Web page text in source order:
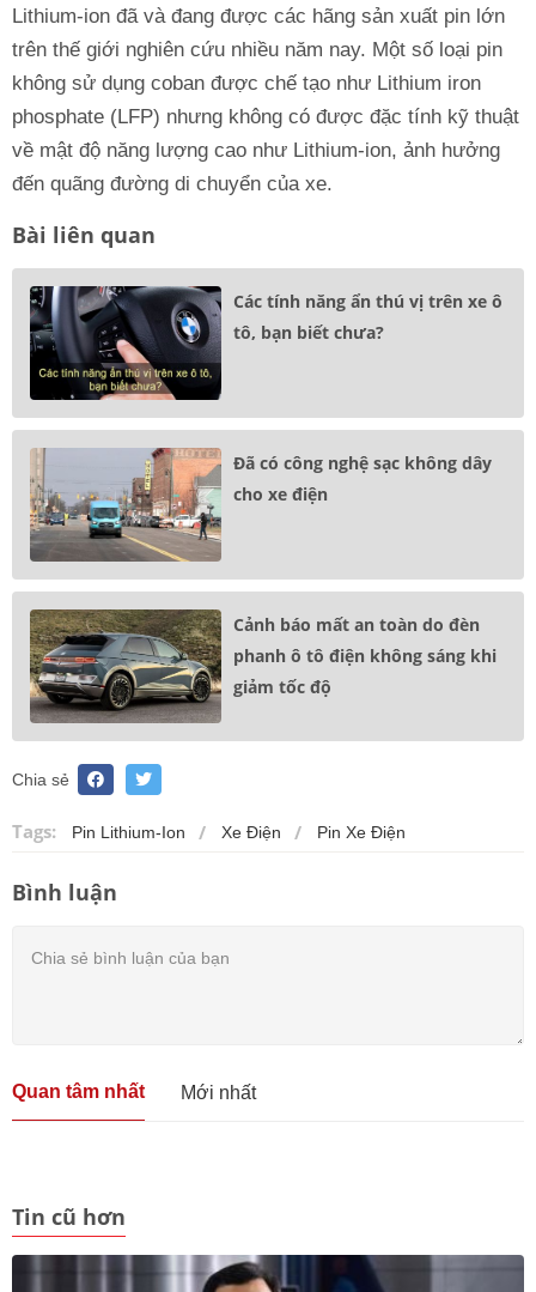
Lithium-ion đã và đang được các hãng sản xuất pin lớn
trên thế giới nghiên cứu nhiều năm nay. Một số loại pin
không sử dụng coban được chế tạo như Lithium iron
phosphate (LFP) nhưng không có được đặc tính kỹ thuật
về mật độ năng lượng cao như Lithium-ion, ảnh hưởng
đến quãng đường di chuyển của xe.
Bài liên quan
Các tính năng ẩn thú vị trên xe ô
tô, bạn biết chưa?
Đã có công nghệ sạc không dây
cho xe điện
Cảnh báo mất an toàn do đèn
phanh ô tô điện không sáng khi
giảm tốc độ
Chia sẻ
Tags: Pin Lithium-Ion Xe Điện Pin Xe Điện
Bình luận
Quan tâm nhất Mới nhất
Tin cũ hơn